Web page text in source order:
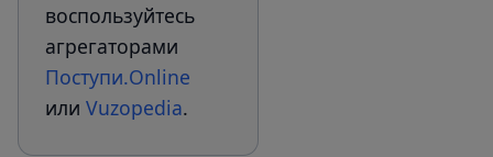
воспользуйтесь
агрегаторами
Поступи.Online
илиVuzopedia.